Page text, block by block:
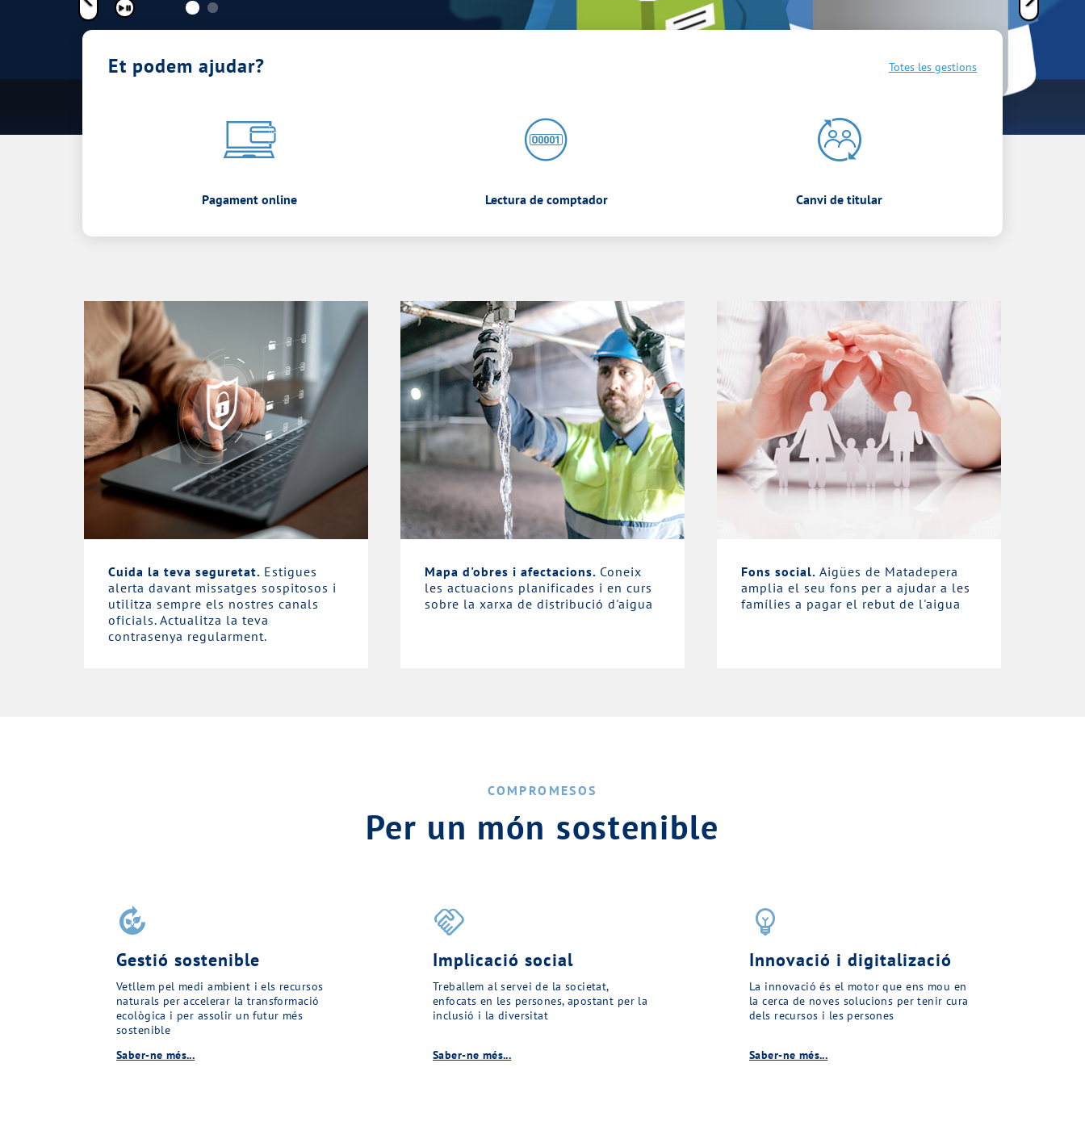
Pausar
Et podem ajudar? Totes les gestions
Pagament online Lectura de comptador Canvi de titular
Cuida la teva seguretat. Estigues
alerta davant missatges sospitosos i
utilitza sempre els nostres canals
oficials. Actualitza la teva
contrasenya regularment.
Mapa d'obres i afectacions. Coneix
les actuacions planificades i en curs
sobre la xarxa de distribució d'aigua
Fons social. Aigües de Matadepera
amplia el seu fons per a ajudar a les
famílies a pagar el rebut de l'aigua
COMPROMESOS
Per un món sostenible
compost
Gestió sostenible
Vetllem pel medi ambient i els recursos
naturals per accelerar la transformació
ecològica i per assolir un futur més
sostenible
Saber-ne més...
handshake
Implicació social
Treballem al servei de la societat,
enfocats en les persones, apostant per la
inclusió i la diversitat
Saber-ne més...
emoji_objects
Innovació i digitalizació
La innovació és el motor que ens mou en
la cerca de noves solucions per tenir cura
dels recursos i les persones
Saber-ne més...